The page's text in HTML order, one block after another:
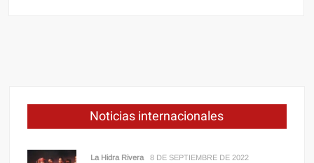
de
90
firmas
Noticias internacionales
La Hidra Rivera 8 DE SEPTIEMBRE DE 2022